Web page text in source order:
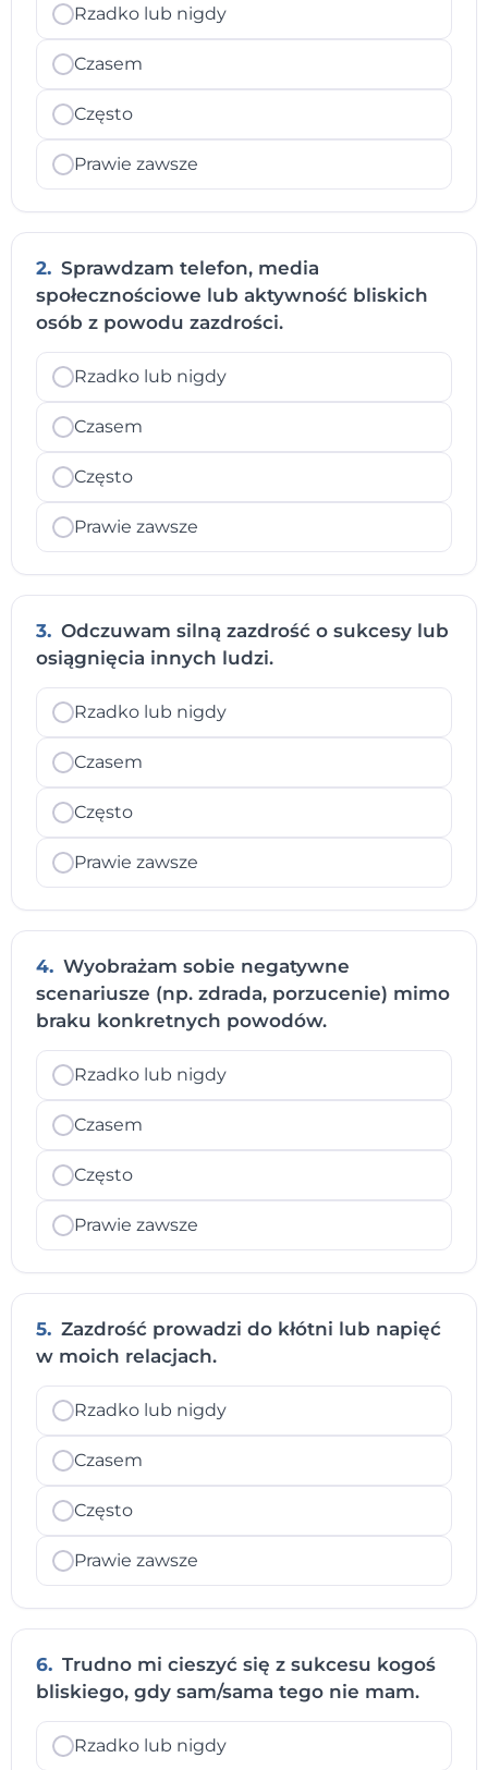
Rzadko lub nigdy
Czasem
Często
Prawie zawsze
2. Sprawdzam telefon, media
społecznościowe lub aktywność bliskich
osób z powodu zazdrości.
Rzadko lub nigdy
Czasem
Często
Prawie zawsze
3. Odczuwam silną zazdrość o sukcesy lub
osiągnięcia innych ludzi.
Rzadko lub nigdy
Czasem
Często
Prawie zawsze
4. Wyobrażam sobie negatywne
scenariusze (np. zdrada, porzucenie) mimo
braku konkretnych powodów.
Rzadko lub nigdy
Czasem
Często
Prawie zawsze
5. Zazdrość prowadzi do kłótni lub napięć
w moich relacjach.
Rzadko lub nigdy
Czasem
Często
Prawie zawsze
6. Trudno mi cieszyć się z sukcesu kogoś
bliskiego, gdy sam/sama tego nie mam.
Rzadko lub nigdy